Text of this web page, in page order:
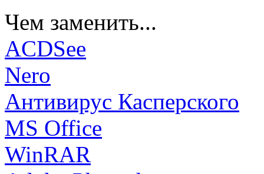
Чем заменить...
ACDSee
Nero
Антивирус Касперского
MS Office
WinRAR